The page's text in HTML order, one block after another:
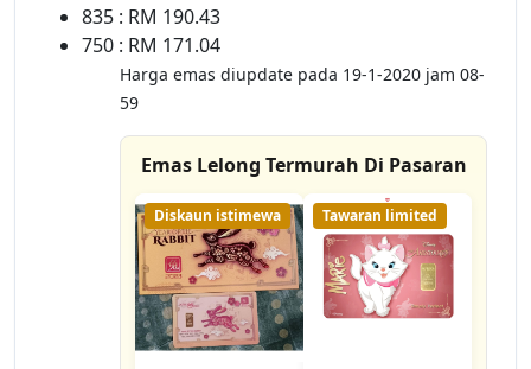
835 : RM 190.43
750 : RM 171.04
Harga emas diupdate pada 19-1-2020 jam 08-
59
Emas Lelong Termurah Di Pasaran
Diskaun istimewa Tawaran limited